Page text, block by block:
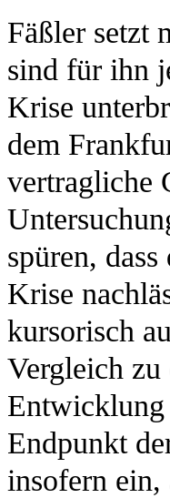
Fäßler setzt
sind für ihn
Krise
dem
vertragliche
spüren,
Krise
kursorisch
Vergleich
Entwicklung
Endpunkt
insofern